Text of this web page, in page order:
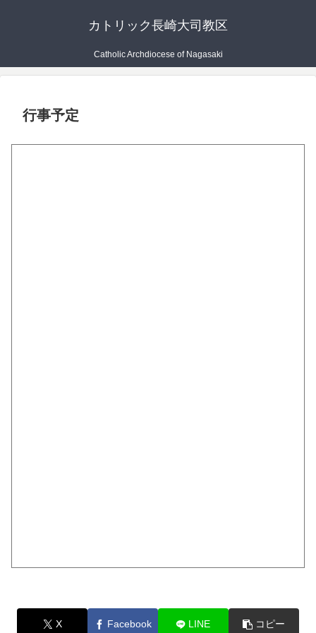
カトリック長崎大司教区
Catholic Archdiocese of Nagasaki
行事予定
X Facebook LINE コピー